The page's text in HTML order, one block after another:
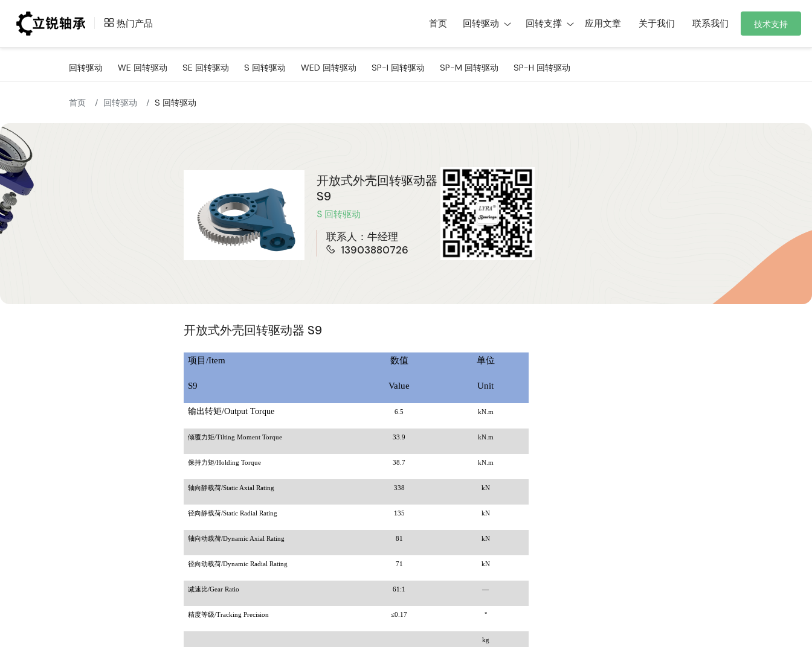
热门产品 首页 回转驱动 回转支撑 应用文章 关于我们 联系我们 技术支持
回转驱动 WE 回转驱动 SE 回转驱动 S 回转驱动 WED 回转驱动 SP-I 回转驱动 SP-M 回转驱动 SP-H 回转驱动
首页 回转驱动 S 回转驱动
开放式外壳回转驱动器
S9
S 回转驱动
联系人：牛经理
13903880726
开放式外壳回转驱动器 S9
项目 /Item 数值 单位
S9 Value Unit
输出转矩/Output Torque 6.5 kN.m
倾覆力矩/Tilting Moment Torque 33.9 kN.m
保持力矩/Holding Torque 38.7 kN.m
轴向静载荷/Static Axial Rating 338 kN
径向静载荷/Static Radial Rating 135 kN
轴向动载荷/Dynamic Axial Rating 81 kN
径向动载荷/Dynamic Radial Rating 71 kN
减速比/Gear Ratio 61:1 —
精度等级/Tracking Precision ≤0.17 °
kg
回转驱动
S 回转驱动
WED 回转驱动
SP-I 回转驱动
SP-M 回转驱动
回转支撑